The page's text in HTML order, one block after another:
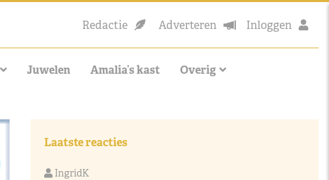
Redactie Adverteren Inloggen
Juwelen Amalia’s kast Overig
Laatste reacties
IngridK